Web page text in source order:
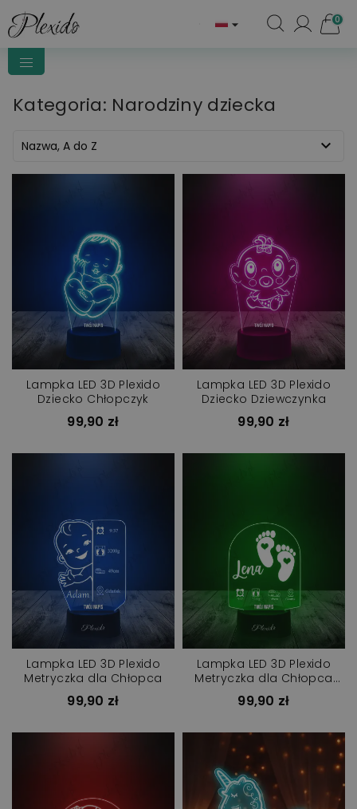
 0
Kategoria: Narodziny dziecka
Nazwa, A do Z 
Lampka LED 3D Plexido
Dziecko Chłopczyk
99,90 zł
Lampka LED 3D Plexido
Dziecko Dziewczynka
99,90 zł
Lampka LED 3D Plexido
Metryczka dla Chłopca
99,90 zł
Lampka LED 3D Plexido
Metryczka dla Chłopca
Dziewczynki
99,90 zł